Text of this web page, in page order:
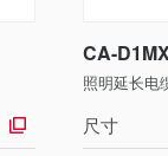
CA-
照明延长电
尺寸